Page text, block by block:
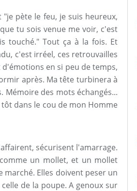
pète le feu, je suis heureux,
tu sois venue me voir, c'est
touché." Tout ça à la fois. Et
c'est irréel, ces retrouvailles
en si peu de temps,
après. Ma tête turbinera à
Mémoire des mots échangés...
dans le cou de mon Homme
sécurisent l'amarrage.
un mollet, et un mollet
marché. Elles doivent peser un
de la poupe. A genoux sur